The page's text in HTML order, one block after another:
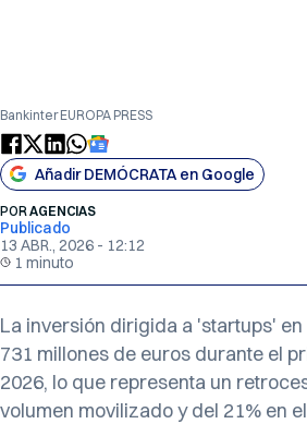
Bankinter EUROPA PRESS
Añadir DEMÓCRATA en Google
PORAGENCIAS
Publicado
13 ABR., 2026 - 12:12
1 minuto
La inversión dirigida a 'startups' en
731 millones de euros durante el
2026, lo que representa un
volumen movilizado y del 21% en